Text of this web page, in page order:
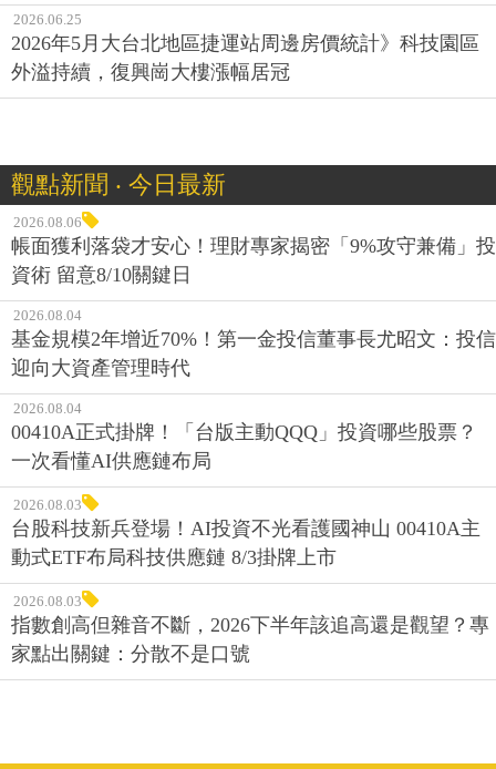
2026.06.25
2026年5月大台北地區捷運站周邊房價統計》科技園區
外溢持續，復興崗大樓漲幅居冠
觀點新聞 ‧ 今日最新
2026.08.06
帳面獲利落袋才安心！理財專家揭密「9%攻守兼備」投
資術 留意8/10關鍵日
2026.08.04
基金規模2年增近70%！第一金投信董事長尤昭文：投信
迎向大資產管理時代
2026.08.04
00410A正式掛牌！「台版主動QQQ」投資哪些股票？
一次看懂AI供應鏈布局
2026.08.03
台股科技新兵登場！AI投資不光看護國神山 00410A主
動式ETF布局科技供應鏈 8/3掛牌上市
2026.08.03
指數創高但雜音不斷，2026下半年該追高還是觀望？專
家點出關鍵：分散不是口號